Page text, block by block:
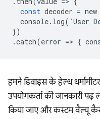
const decoder = new
console. log( `User
})
.catch(error => {
हमने डिवाइस के हेल्थ
उपयोगकर्ता की जानकारी
किया जाए और कस्टम वैल्यू